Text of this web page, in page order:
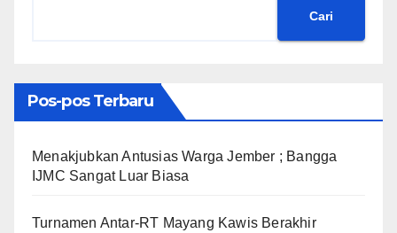
Cari
Pos-pos Terbaru
Menakjubkan Antusias Warga Jember ; Bangga
IJMC Sangat Luar Biasa
Turnamen Antar-RT Mayang Kawis Berakhir